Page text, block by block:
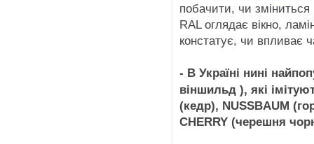
побачити, чи зміниться
RAL оглядає вікно,
констатує, чи впливає
- В Україні нині
віншильд ), які
(кедр), NUSSBAUM
CHERRY (черешня